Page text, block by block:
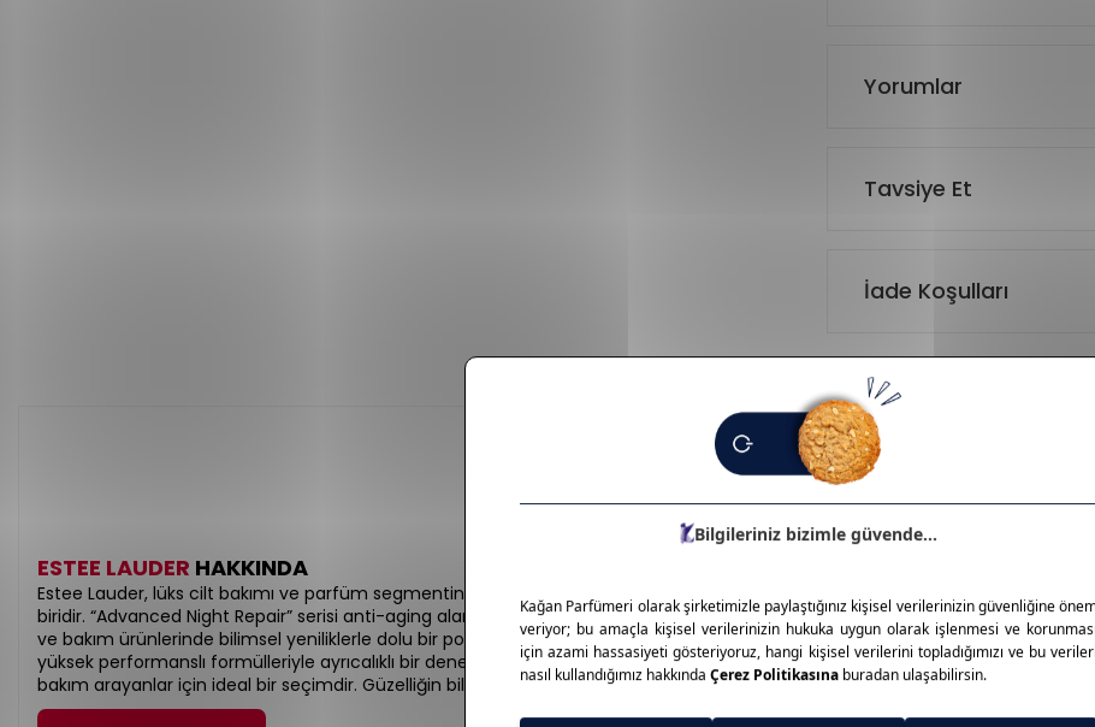
Yorumlar
Tavsiye Et
İade Koşulları
ESTEE LAUDER HAKKINDA
Estee Lauder, lüks cilt bakımı ve parfüm segmentinde dünya çapında lider markalardan
biridir. “Advanced Night Repair” serisi anti-aging alanında ikonikleşmiştir. Makyaj, parfüm
ve bakım ürünlerinde bilimsel yeniliklerle dolu bir portföy sunar. Zarif şişe tasarımları ve
yüksek performanslı formülleriyle ayrıcalıklı bir deneyim sağlar. Kaliteli, güvenilir ve etkili
bakım arayanlar için ideal bir seçimdir. Güzelliğin bilimle buluştuğu yer: Estee Lauder.